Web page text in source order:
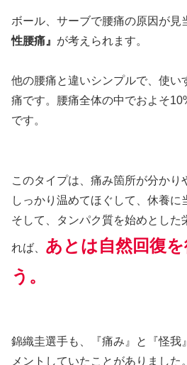
ボール、サーブで腰痛の原因が見
性腰痛』 が考えられます。
他の腰痛と違いシンプルで、使い
痛です。腰痛全体の中でおよそ
です。
このタイプは、痛み箇所が分かり
しっかり温めてほぐして、休養に
そして、タンパク質を始めとした
れば、 あとは自然回復
う。
錦織圭選手も、『痛み』と『怪我
メントしていたことがありました。